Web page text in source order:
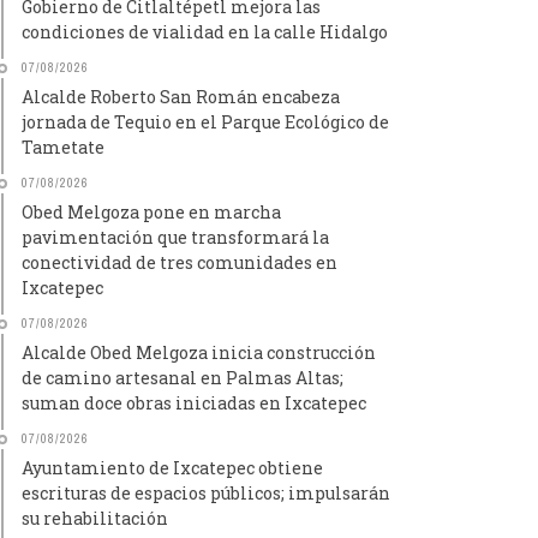
Gobierno de Citlaltépetl mejora las
condiciones de vialidad en la calle Hidalgo
07/08/2026
Alcalde Roberto San Román encabeza
jornada de Tequio en el Parque Ecológico de
Tametate
07/08/2026
Obed Melgoza pone en marcha
pavimentación que transformará la
conectividad de tres comunidades en
Ixcatepec
07/08/2026
Alcalde Obed Melgoza inicia construcción
de camino artesanal en Palmas Altas;
suman doce obras iniciadas en Ixcatepec
07/08/2026
Ayuntamiento de Ixcatepec obtiene
escrituras de espacios públicos; impulsarán
su rehabilitación